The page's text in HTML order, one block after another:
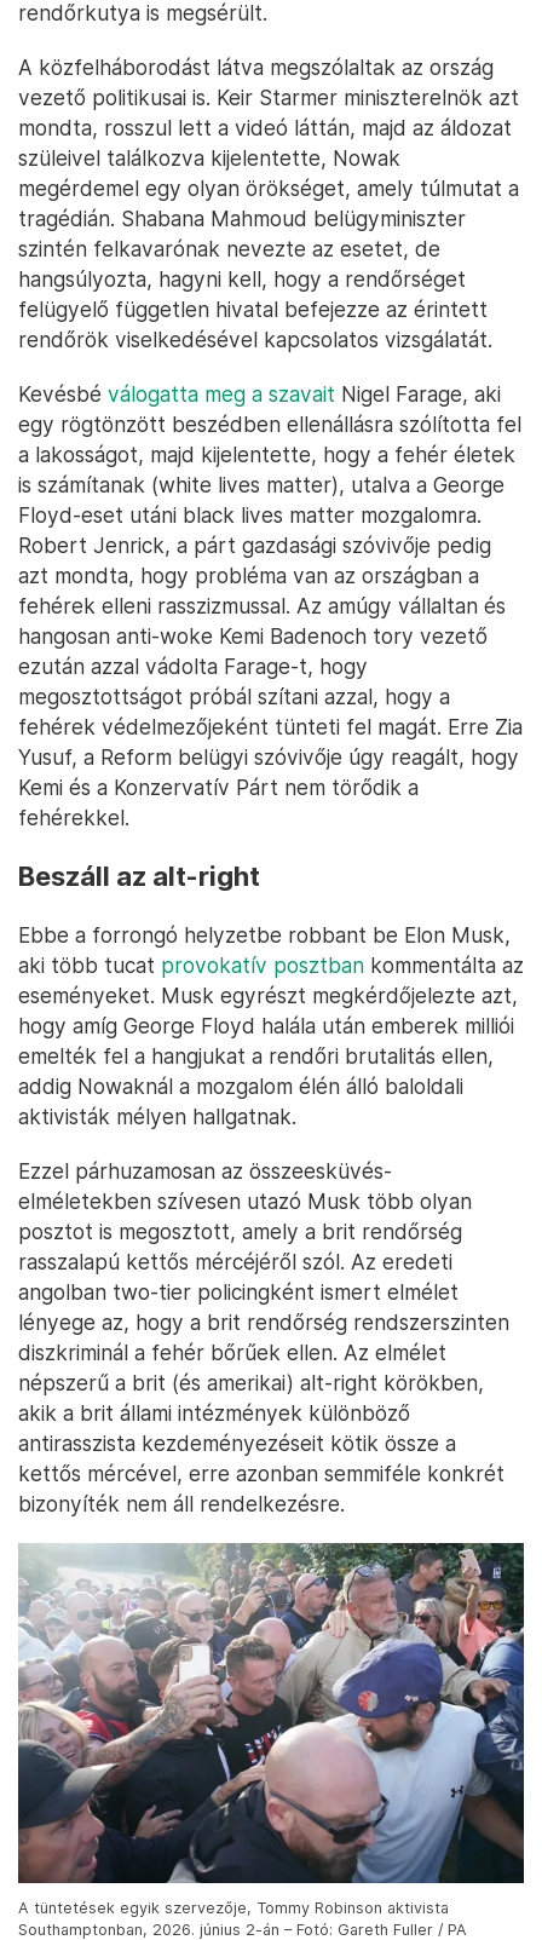
rendőrkutya is megsérült.
A közfelháborodást látva megszólaltak az ország
vezető politikusai is. Keir Starmer miniszterelnök azt
mondta, rosszul lett a videó láttán, majd az áldozat
szüleivel találkozva kijelentette, Nowak
megérdemel egy olyan örökséget, amely túlmutat a
tragédián. Shabana Mahmoud belügyminiszter
szintén felkavarónak nevezte az esetet, de
hangsúlyozta, hagyni kell, hogy a rendőrséget
felügyelő független hivatal befejezze az érintett
rendőrök viselkedésével kapcsolatos vizsgálatát.
Kevésbé válogatta meg a szavait Nigel Farage, aki
egy rögtönzött beszédben ellenállásra szólította fel
a lakosságot, majd kijelentette, hogy a fehér életek
is számítanak (white lives matter), utalva a George
Floyd-eset utáni black lives matter mozgalomra.
Robert Jenrick, a párt gazdasági szóvivője pedig
azt mondta, hogy probléma van az országban a
fehérek elleni rasszizmussal. Az amúgy vállaltan és
hangosan anti-woke Kemi Badenoch tory vezető
ezután azzal vádolta Farage-t, hogy
megosztottságot próbál szítani azzal, hogy a
fehérek védelmezőjeként tünteti fel magát. Erre Zia
Yusuf, a Reform belügyi szóvivője úgy reagált, hogy
Kemi és a Konzervatív Párt nem törődik a
fehérekkel.
Beszáll az alt-right
Ebbe a forrongó helyzetbe robbant be Elon Musk,
aki több tucat provokatív posztban kommentálta az
eseményeket. Musk egyrészt megkérdőjelezte azt,
hogy amíg George Floyd halála után emberek milliói
emelték fel a hangjukat a rendőri brutalitás ellen,
addig Nowaknál a mozgalom élén álló baloldali
aktivisták mélyen hallgatnak.
Ezzel párhuzamosan az összeesküvés-
elméletekben szívesen utazó Musk több olyan
posztot is megosztott, amely a brit rendőrség
rasszalapú kettős mércéjéről szól. Az eredeti
angolban two-tier policingként ismert elmélet
lényege az, hogy a brit rendőrség rendszerszinten
diszkriminál a fehér bőrűek ellen. Az elmélet
népszerű a brit (és amerikai) alt-right körökben,
akik a brit állami intézmények különböző
antirasszista kezdeményezéseit kötik össze a
kettős mércével, erre azonban semmiféle konkrét
bizonyíték nem áll rendelkezésre.
A tüntetések egyik szervezője, Tommy Robinson aktivista
Southamptonban, 2026. június 2-án – Fotó: Gareth Fuller / PA